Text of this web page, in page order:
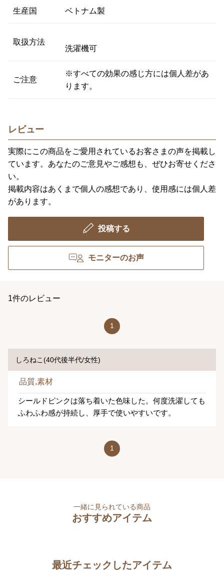
生産国 ベトナム製
取扱方法
洗濯機可
ご注意
※すべての効果の感じ方には個人差があ
ります。
レビュー
実際にこの商品をご愛用されているお客さまの声を掲載し
ています。あなたのご意見やご感想も、ぜひお寄せくださ
い。
掲載内容はあくまで個人の感想であり、使用感には個人差
があります。
投稿する
モニターのお声
1件のレビュー
1
しろねこ(40代後半代/女性)
品質,素材
シールドピンクは落ち着いた色味した。何度洗濯しても
ふわふわ感が持続し、厚手で使いやすいです。
1
一緒に見られている商品
おすすめアイテム
最近チェックしたアイテム